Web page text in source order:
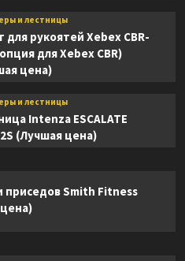
и лестницы
для рукоятей Xebex CBR-
для Xebex CBR)
цена)
и лестницы
Intenza ESCALATE
(Лучшая цена)
приседов Smith Fitness